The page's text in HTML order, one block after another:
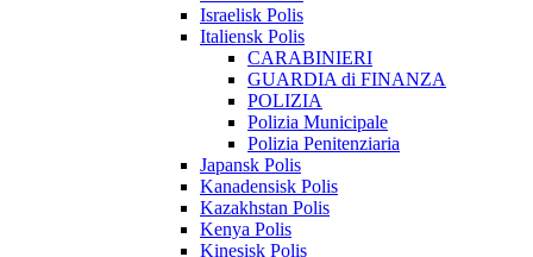
Israelisk Polis
Italiensk Polis
CARABINIERI
GUARDIA di FINANZA
POLIZIA
Polizia Municipale
Polizia Penitenziaria
Japansk Polis
Kanadensisk Polis
Kazakhstan Polis
Kenya Polis
Kinesisk Polis